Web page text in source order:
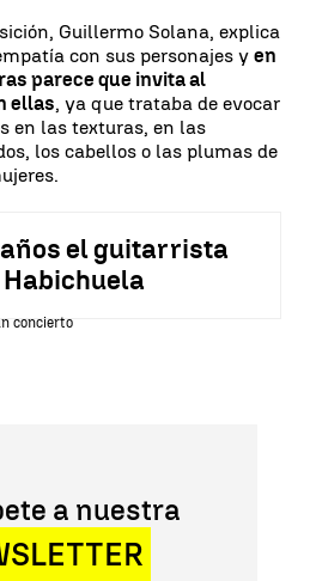
Guillermo Solana, explica
con sus personajes y en
parece que invita al
ellas, ya que trataba de evocar
en las texturas, en las
los cabellos o las plumas de
el guitarrista
a nuestra